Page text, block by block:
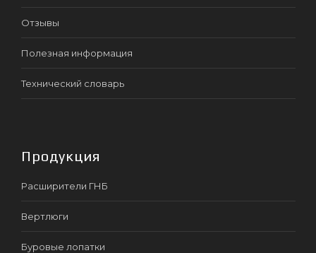
Отзывы
Полезная информация
Технический словарь
Продукция
Расширители ГНБ
Вертлюги
Буровые лопатки